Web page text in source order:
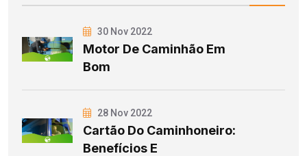
30 Nov 2022
Motor De Caminhão Em
Bom
28 Nov 2022
Cartão Do Caminhoneiro:
Benefícios E